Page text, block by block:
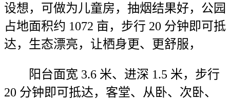
设想，可做为儿童房，抽烟结果好，公园
占地面积约 1072 亩，步行 20 分钟即可抵
达，生态漂亮，让栖身更、更舒服，
阳台面宽 3.6 米、进深 1.5 米，步行
20 分钟即可抵达，客堂、从卧、次卧、